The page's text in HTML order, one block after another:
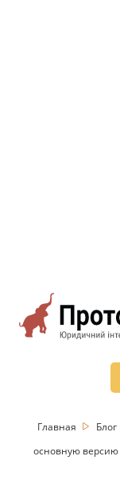
Главная Блог
основную версию